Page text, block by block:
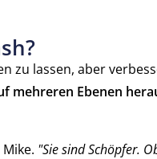
zu lassen, aber
mehreren Ebenen
"Sie sind Schöpfer.